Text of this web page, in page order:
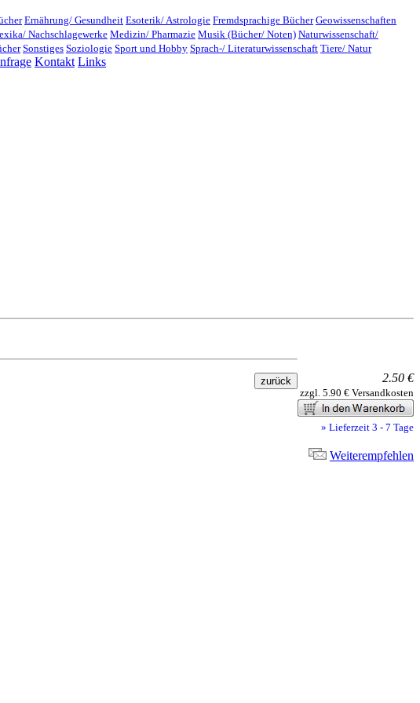
Ernährung/ Gesundheit Esoterik/ Astrologie Fremdsprachige Bücher Geowissenschaften
Nachschlagewerke Medizin/ Pharmazie Musik (Bücher/ Noten) Naturwissenschaft/
Sonstiges Soziologie Sport und Hobby Sprach-/ Literaturwissenschaft Tiere/ Natur
Kontakt Links
2.50 €
zzgl. 5.90 € Versandkosten
» Lieferzeit 3 - 7 Tage
Weiterempfehlen